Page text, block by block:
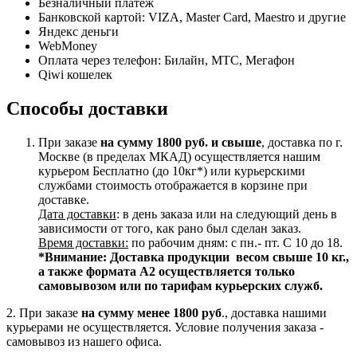
Безналичный платеж
Банковской картой: VIZA, Master Card, Maestro и другие
Яндекс деньги
WebMoney
Оплата через телефон: Билайн, МТС, Мегафон
Qiwi кошелек
Способы доставки
При заказе на сумму 1800 руб. и свыше, доставка по г.
Москве (в пределах МКАД) осуществляется нашим
курьером Бесплатно (до 10кг*) или курьерскими
службами стоимость отображается в корзине при
доставке.
Дата доставки: в день заказа или на следующий день в
зависимости от того, как рано был сделан заказ.
Время доставки: по рабочим дням: с пн.- пт. С 10 до 18.
*Внимание: Доставка продукции весом свыше 10 кг.,
а также формата А2 осуществляется только
самовывозом или по тарифам курьерских служб.
2. При заказе на сумму менее 1800 руб., доставка нашими
курьерами не осуществляется. Условие получения заказа -
самовывоз из нашего офиса.